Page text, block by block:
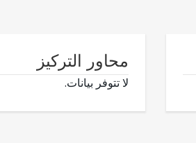
محاور التركيز
لا تتوفر بيانات.